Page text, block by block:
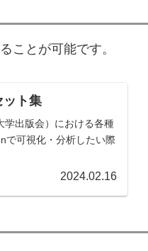
ことが可能です。
ット集
学出版会）における各種
で可視化・分析したい際
2024.02.16